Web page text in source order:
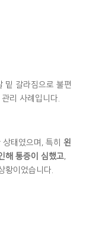
밑 갈라짐으로 불편
리 사례입니다.
태였으며, 특히 왼
해 통증이 심했고,
황이었습니다.